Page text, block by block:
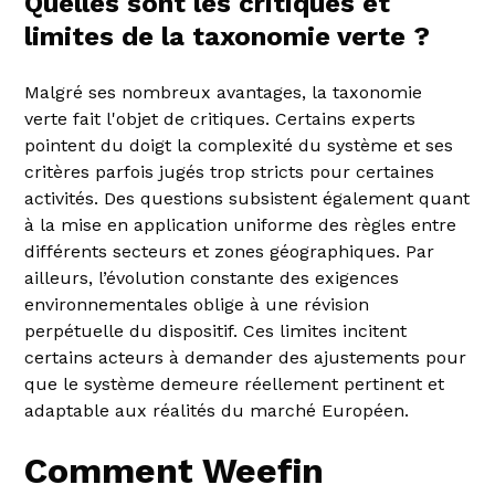
limites de la taxonomie verte ?
Malgré ses nombreux avantages, la taxonomie
verte fait l'objet de critiques. Certains experts
pointent du doigt la complexité du système et ses
critères parfois jugés trop stricts pour certaines
activités. Des questions subsistent également quant
à la mise en application uniforme des règles entre
différents secteurs et zones géographiques. Par
ailleurs, l’évolution constante des exigences
environnementales oblige à une révision
perpétuelle du dispositif. Ces limites incitent
certains acteurs à demander des ajustements pour
que le système demeure réellement pertinent et
adaptable aux réalités du marché Européen.
Comment Weefin